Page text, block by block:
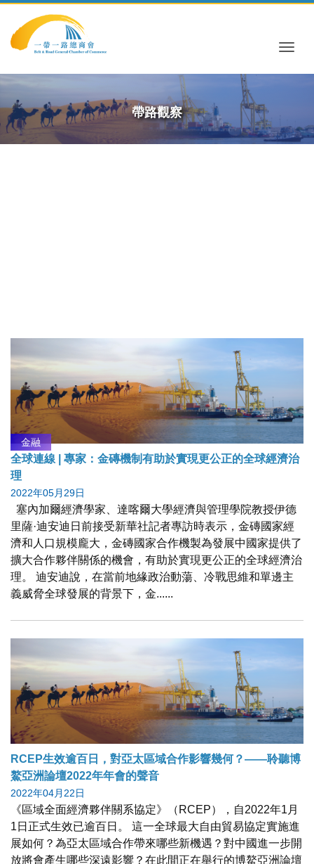
帶路觀察
金融
全球連線 | 專家：金磚機制有助於實現更公正的全球經濟治
理
2022年05月29日
塞內加爾經濟學家、達喀爾大學經濟與管理學院教授伊德
里薩·迪安迪日前接受新華社記者專訪時表示，金磚國家經
濟和人口規模龐大，金磚國家合作機製為發展中國家提供了
擴大合作夥伴關係的機會，有助於實現更公正的全球經濟治
理。 迪安迪說，在當前地緣政治動蕩、冷戰思維和單邊主
義威脅全球發展的背景下，金......
RCEP生效逾百日，對亞太區域合作影響幾何？——聆聽博
鰲亞洲論壇2022年年會的聲音
2022年04月22日
《區域全面經濟夥伴關系協定》（RCEP），自2022年1月
1日正式生效已逾百日。 這一全球最大自由貿易協定實施進
展如何？為亞太區域合作帶來哪些新機遇？對中國進一步開
放將會產生哪些深遠影響？在此間正在舉行的博鰲亞洲論壇